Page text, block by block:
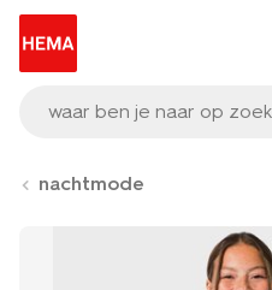
waar ben je naar op
nachtmode